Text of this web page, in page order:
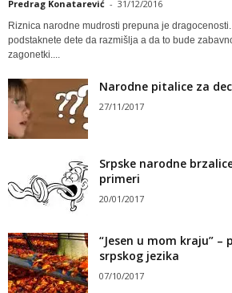
Predrag Konatarević - 31/12/2016
Riznica narodne mudrosti prepuna je
podstaknete dete da razmišlja a da to bude
zagonetki....
Narodne pitalice za
27/11/2017
Srpske narodne
primeri
20/01/2017
“Jesen u mom kraju” –
srpskog jezika
07/10/2017